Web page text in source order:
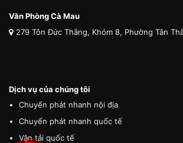
Văn Phòng Cà Mau
279 Tôn Đức Thắng, Khóm 8, Phường Tân
Dịch vụ của chúng tôi
Chuyển phát nhanh nội địa
Chuyển phát nhanh quốc tế
Vận tải quốc tế